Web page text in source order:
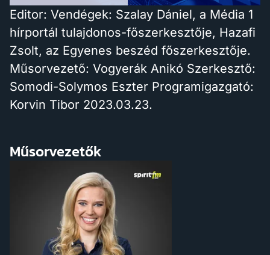
Editor: Vendégek: Szalay Dániel, a Média 1
hírportál tulajdonos-főszerkesztője, Hazafi
Zsolt, az Egyenes beszéd főszerkesztője.
Műsorvezető: Vogyerák Anikó Szerkesztő:
Somodi-Solymos Eszter Programigazgató:
Korvin Tibor 2023.03.23.
Műsorvezetők